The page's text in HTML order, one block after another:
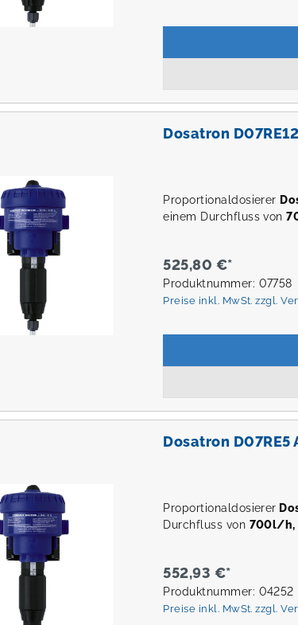
Dosatron
Proportionaldosierer
einem Durchfluss von
525,80 €*
Produktnummer: 07758
Preise inkl. MwSt. zzgl.
Dosatron D07RE5
Proportionaldosierer
Durchfluss von 700l/h,
552,93 €*
Produktnummer: 04252
Preise inkl. MwSt. zzgl.